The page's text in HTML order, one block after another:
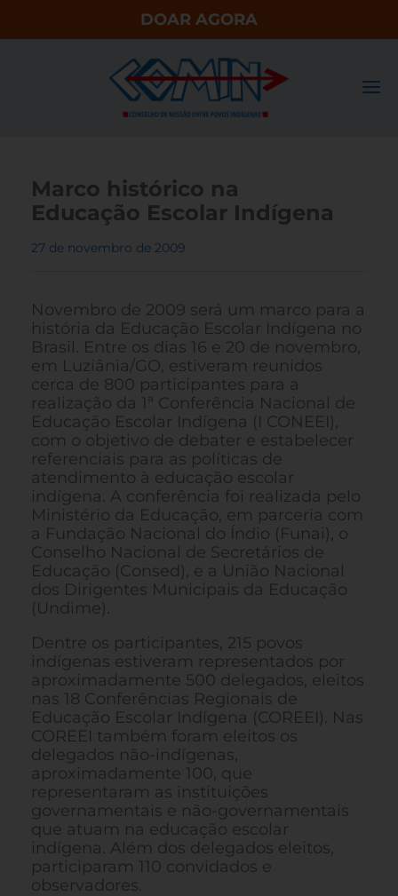
DOAR AGORA
Marco histórico na
Educação Escolar Indígena
27 de novembro de 2009
Novembro de 2009 será um marco para a
história da Educação Escolar Indígena no
Brasil. Entre os dias 16 e 20 de novembro,
em Luziânia/GO, estiveram reunidos
cerca de 800 participantes para a
realização da 1ª Conferência Nacional de
Educação Escolar Indígena (I CONEEI),
com o objetivo de debater e estabelecer
referenciais para as políticas de
atendimento à educação escolar
indígena. A conferência foi realizada pelo
Ministério da Educação, em parceria com
a Fundação Nacional do Índio (Funai), o
Conselho Nacional de Secretários de
Educação (Consed), e a União Nacional
dos Dirigentes Municipais da Educação
(Undime).
Dentre os participantes, 215 povos
indígenas estiveram representados por
aproximadamente 500 delegados, eleitos
nas 18 Conferências Regionais de
Educação Escolar Indígena (COREEI). Nas
COREEI também foram eleitos os
delegados não-indígenas,
aproximadamente 100, que
representaram as instituições
governamentais e não-governamentais
que atuam na educação escolar
indígena. Além dos delegados eleitos,
participaram 110 convidados e
observadores.